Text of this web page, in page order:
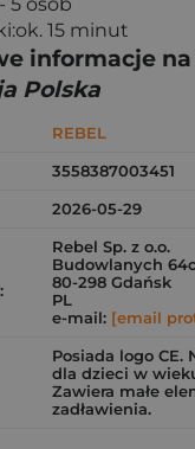
15 minut
informacje
Polska
REBEL
3558387003451
2026-05-29
Rebel Sp. z o.o.
Budowlanych 64c
80-298 Gdańsk
PL
e-mail: [email
Posiada logo CE.
dla dzieci w
Zawiera małe
zadławienia.